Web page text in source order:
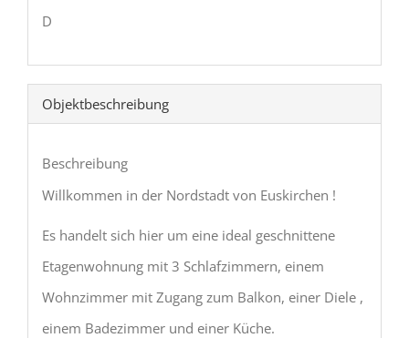
D
Objekt­beschreibung
Beschreibung
Willkommen in der Nordstadt von Euskirchen !
Es handelt sich hier um eine ideal geschnittene
Etagenwohnung mit 3 Schlafzimmern, einem
Wohnzimmer mit Zugang zum Balkon, einer Diele ,
einem Badezimmer und einer Küche.